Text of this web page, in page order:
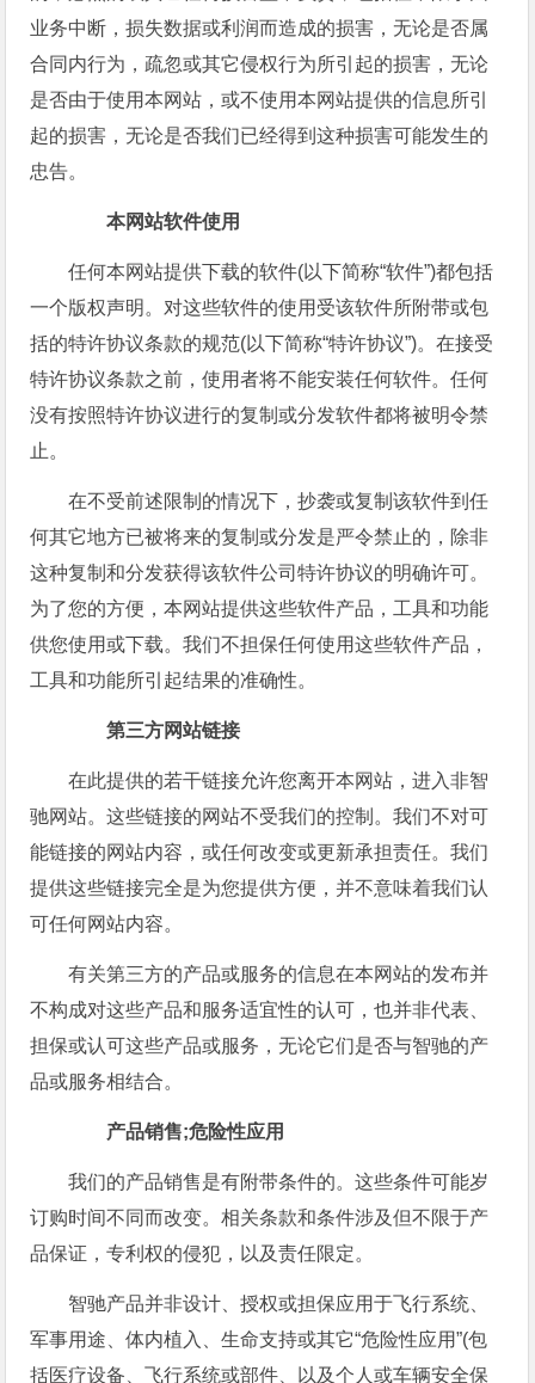
业务中断，损失数据或利润而造成的损害，无论是否属
合同内行为，疏忽或其它侵权行为所引起的损害，无论
是否由于使用本网站，或不使用本网站提供的信息所引
起的损害，无论是否我们已经得到这种损害可能发生的
忠告。
本网站软件使用
任何本网站提供下载的软件(以下简称“软件”)都包括
一个版权声明。对这些软件的使用受该软件所附带或包
括的特许协议条款的规范(以下简称“特许协议”)。在接受
特许协议条款之前，使用者将不能安装任何软件。任何
没有按照特许协议进行的复制或分发软件都将被明令禁
止。
在不受前述限制的情况下，抄袭或复制该软件到任
何其它地方已被将来的复制或分发是严令禁止的，除非
这种复制和分发获得该软件公司特许协议的明确许可。
为了您的方便，本网站提供这些软件产品，工具和功能
供您使用或下载。我们不担保任何使用这些软件产品，
工具和功能所引起结果的准确性。
第三方网站链接
在此提供的若干链接允许您离开本网站，进入非智
驰网站。这些链接的网站不受我们的控制。我们不对可
能链接的网站内容，或任何改变或更新承担责任。我们
提供这些链接完全是为您提供方便，并不意味着我们认
可任何网站内容。
有关第三方的产品或服务的信息在本网站的发布并
不构成对这些产品和服务适宜性的认可，也并非代表、
担保或认可这些产品或服务，无论它们是否与智驰的产
品或服务相结合。
产品销售;危险性应用
我们的产品销售是有附带条件的。这些条件可能岁
订购时间不同而改变。相关条款和条件涉及但不限于产
品保证，专利权的侵犯，以及责任限定。
智驰产品并非设计、授权或担保应用于飞行系统、
军事用途、体内植入、生命支持或其它“危险性应用”(包
括医疗设备、飞行系统或部件、以及个人或车辆安全保